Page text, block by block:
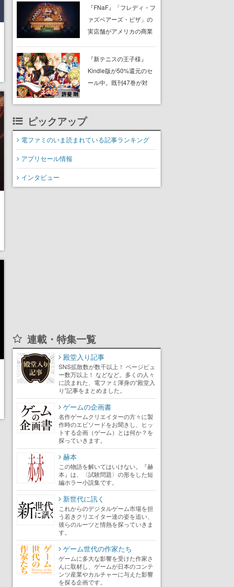
『FNaF』「フレディ・フ
ァズベアーズ・ピザ」の
実店舗がアメリカの商業
に2027年オープン！
ScottGamesとの共同開
発、食事だけでなくステ
『新テニスの王子様』
Kindle版が50%還元のセ
ール中。既刊47巻が対
得にまとめ買いするチャ
ピックアップ
電ファミのいま読まれている記事ランキング
アプリセール情報
インタビュー
連載・特集一覧
殿堂入り記事
SNS拡散数が数千以上！ ページビュ
ー数万以上！ などなど。多くの人々
に読まれた、電ファミ渾身の“殿堂入
り”記事をまとめました。
ゲームの企画書
名作ゲームクリエイターの方々に製
作時のエピソードをお聞きし、ヒッ
トする企画（ゲーム）とは何か？を
探っていきます。
赫本
この物語を解いてはいけない。『赫
本』は、〈試験問題〉の形をした短
編ホラー小説集です。
新世代に訊く
これからのデジタルゲーム市場を担
う若きクリエイター達の姿を追い、
彼らのルーツと情熱を探っていきま
す。
ゲーム世代の作家たち
ゲームに多大な影響を受けた作家さ
んに取材し、ゲームが日本のコンテ
ンツ産業やカルチャーに与えた影響
を探る企画です。